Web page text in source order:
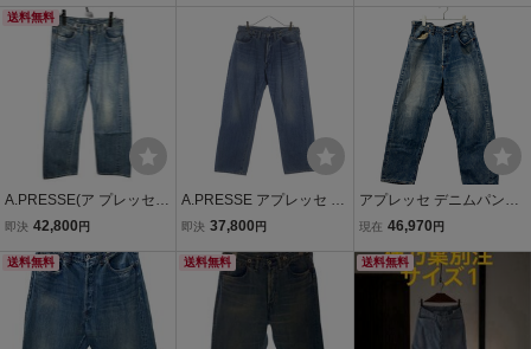
ジャスター 2タック チノ
パンツ ネイビー 1(S) / 24
AAP-04-12H mks
インディゴブルー M / EV2
3-PT08 ワイドパンツ シ
ーズンレス mks
SSE(アプレッセ)
送料無料
A.PRESSE(ア プレッセ)
Washed Denim Pants (in
即決 42,800 円
A.PRESSE アプレッセ 24
AW No.2 WASHED DENI
ボタンフライデニムパン
ツ インディゴ AP-4008
即決 37,800 円
アプレッセ デニムパンツ
ボタンフライ 23AAP-04-
現在 46,970 円
送料無料 送料無料 送料無料